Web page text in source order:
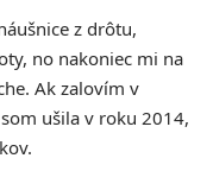
z drôtu,
no nakoniec mi na
Ak zalovím v
ušila v roku 2014,